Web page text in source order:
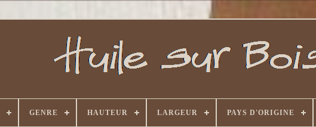
GENRE HAUTEUR LARGEUR PAYS D'ORIGINE